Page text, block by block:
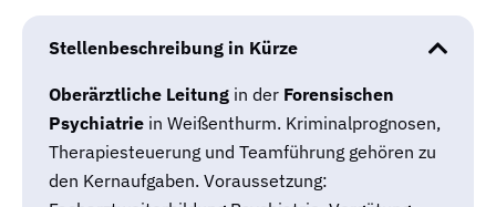
Stellenbeschreibung in Kürze
Oberärztliche Leitung in der Forensischen
Psychiatrie in Weißenthurm. Kriminalprognosen,
Therapiesteuerung und Teamführung gehören zu
den Kernaufgaben. Voraussetzung: